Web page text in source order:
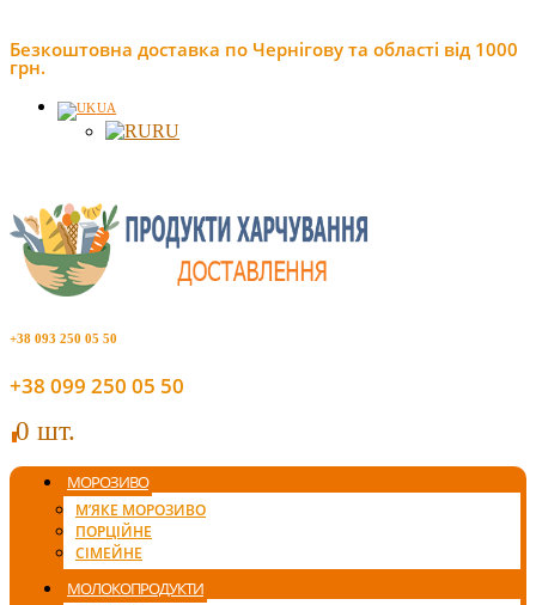
Безкоштовна доставка по Чернігову та області від 1000
грн.
UA
RU
+38 093 250 05 50
+38 099 250 05 50
00 шт.
МОРОЗИВО
М’ЯКЕ МОРОЗИВО
ПОРЦІЙНЕ
СІМЕЙНЕ
МОЛОКОПРОДУКТИ